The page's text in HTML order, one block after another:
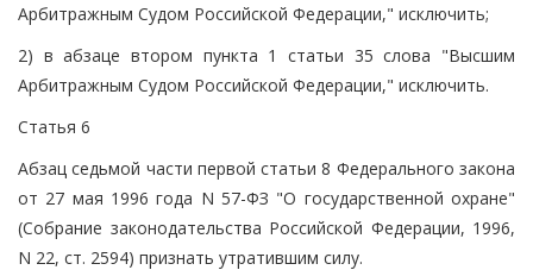
Арбитражным Судом Российской Федерации," исключить;
2) в абзаце втором пункта 1 статьи 35 слова "Высшим
Арбитражным Судом Российской Федерации," исключить.
Статья 6
Абзац седьмой части первой статьи 8 Федерального закона
от 27 мая 1996 года N 57-ФЗ "О государственной охране"
(Собрание законодательства Российской Федерации, 1996,
N 22, ст. 2594) признать утратившим силу.